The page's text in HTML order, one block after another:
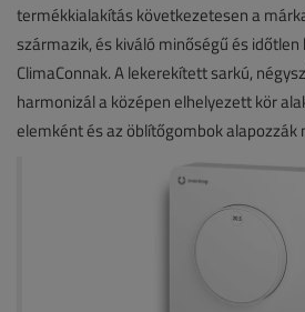
termékkialakítás következetesen a
származik, és kiváló minőségű és
ClimaConnak. A lekerekített sarkú,
harmonizál a középen elhelyezett kör
elemként és az öblítőgombok alapozzák